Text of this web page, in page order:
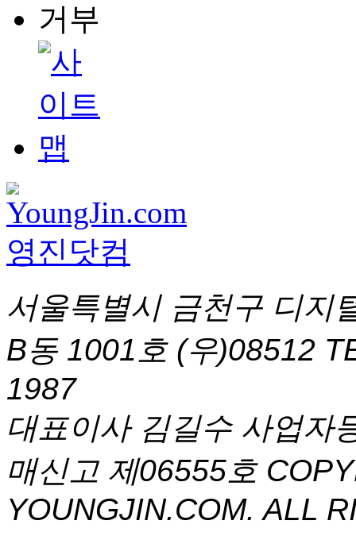
서울특별시 금천구 디지
B동 1001호 (우)08512
1987
대표이사 김길수 사업자
매신고 제06555호
YOUNGJIN.COM. ALL